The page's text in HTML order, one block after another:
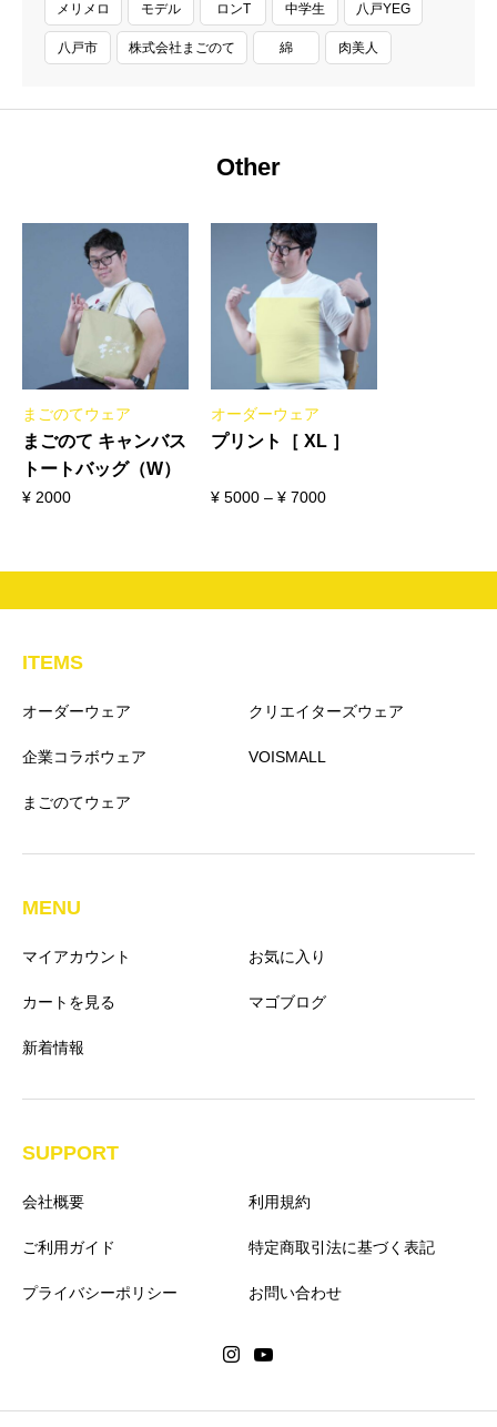
メリメロ モデル ロンT 中学生 八戸YEG
八戸市 株式会社まごのて 綿 肉美人
Other
まごのてウェア
まごのて キャンバス
トートバッグ（W）
¥ 2000
オーダーウェア
プリント［ XL ］
¥ 5000 – ¥ 7000
ITEMS
オーダーウェア クリエイターズウェア
企業コラボウェア VOISMALL
まごのてウェア
MENU
マイアカウント お気に入り
カートを見る マゴブログ
新着情報
SUPPORT
会社概要 利用規約
ご利用ガイド 特定商取引法に基づく表記
プライバシーポリシー お問い合わせ